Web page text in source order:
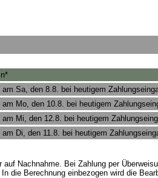
am Sa, den 8.8. bei heutigem
Mo, den 10.8. bei heutigem
am Mi, den 12.8. bei heutigem
Di, den 11.8. bei heutigem
Nachnahme. Bei Zahlung per
die Berechnung einbezogen wird die